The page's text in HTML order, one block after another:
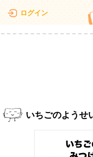
ログイン
いちごのようせ